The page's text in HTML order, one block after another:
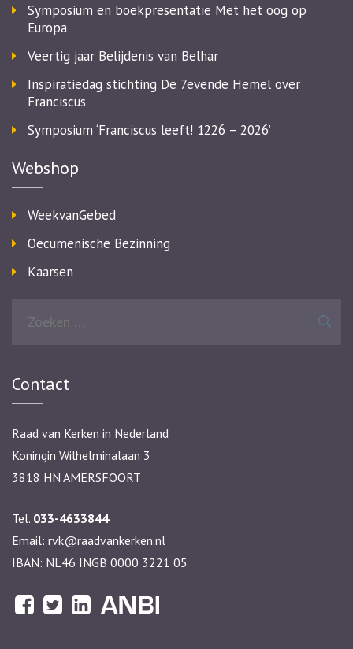
Symposium en boekpresentatie Met het oog op
Europa
Veertig jaar Belijdenis van Belhar
Inspiratiedag stichting De 7evende Hemel over
Franciscus
Symposium ‘Franciscus leeft! 1226 – 2026’
Webshop
WeekvanGebed
Oecumenische Bezinning
Kaarsen
Contact
Raad van Kerken in Nederland
Koningin Wilhelminalaan 3
3818 HN AMERSFOORT
Tel. 033-4633844
Email: rvk@raadvankerken.nl
IBAN: NL46 INGB 0000 3221 05